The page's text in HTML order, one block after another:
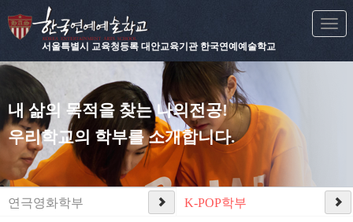
서울특별시 교육청등록 대안교육기관 한국연예예술학교
내 삶의 목적을 찾는 나의전공!
우리학교의 학부를 소개합니다.
연극영화학부 K-POP학부